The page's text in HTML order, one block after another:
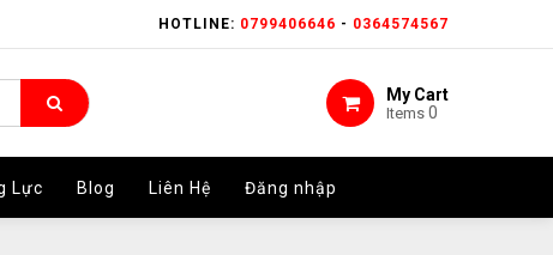
HOTLINE: 0799406646 - 0364574567
My Cart
Items 0
Lực Blog Liên Hệ Đăng nhập
HOTLINE: 0799406646 - 0364574567
My Cart
Items 0
Lực Blog Liên Hệ Đăng nhập